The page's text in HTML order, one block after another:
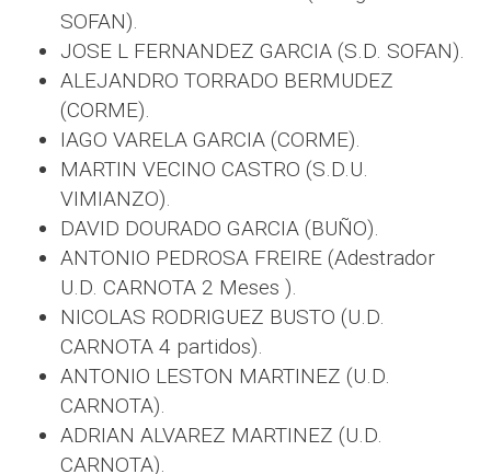
SOFAN).
JOSE L FERNANDEZ GARCIA (S.D. SOFAN).
ALEJANDRO TORRADO BERMUDEZ
(CORME).
IAGO VARELA GARCIA (CORME).
MARTIN VECINO CASTRO (S.D.U.
VIMIANZO).
DAVID DOURADO GARCIA (BUÑO).
ANTONIO PEDROSA FREIRE (Adestrador
U.D. CARNOTA 2 Meses ).
NICOLAS RODRIGUEZ BUSTO (U.D.
CARNOTA 4 partidos).
ANTONIO LESTON MARTINEZ (U.D.
CARNOTA).
ADRIAN ALVAREZ MARTINEZ (U.D.
CARNOTA).